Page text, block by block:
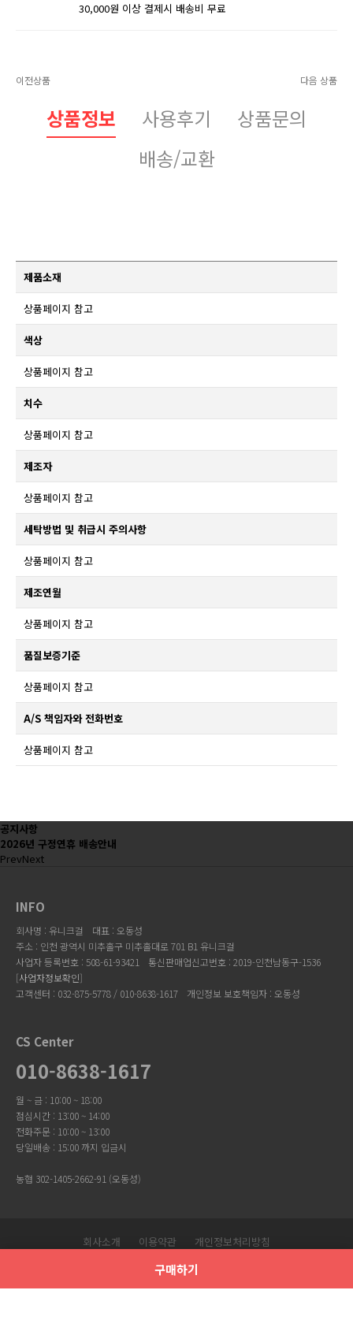
30,000원 이상 결제시 배송비 무료
구매하기
이전상품 다음 상품
상품정보 사용후기
상품문의
배송/교환
제품소재
상품페이지 참고
색상
상품페이지 참고
치수
상품페이지 참고
제조자
상품페이지 참고
세탁방법 및 취급시 주의사항
상품페이지 참고
제조연월
상품페이지 참고
품질보증기준
상품페이지 참고
A/S 책임자와 전화번호
상품페이지 참고
공지사항
2026년 구정연휴 배송안내
PrevNext
INFO
회사명 : 유니크걸
대표 : 오동성
주소 : 인천 광역시 미추홀구 미추홀대로 701 B1 유니크걸
사업자 등록번호 : 508-61-93421
통신판매업신고번호 : 2019-인천남동구-1536
[사업자정보확인]
고객센터 : 032-875-5778 / 010-8638-1617
개인정보 보호책임자 : 오동성
CS Center
010-8638-1617
월 ~ 금 : 10:00 ~ 18:00
점심시간 : 13:00 ~ 14:00
전화주문 : 10:00 ~ 13:00
당일배송 : 15:00 까지 입금시
농협 302-1405-2662-91 (오동성)
회사소개 이용약관
개인정보처리방침
Copyright © 유니크걸. All Rights Reserved.